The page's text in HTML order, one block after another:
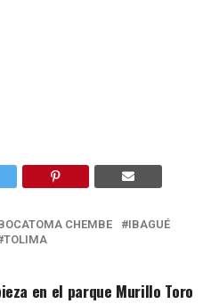
CHEMBE
IBAGUÉ
TOLIMA
en el parque Murillo Toro